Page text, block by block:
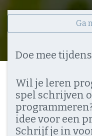
Ga
Doe mee
Wil je leren
spel schrijven
idee voor een
Schrijf je in